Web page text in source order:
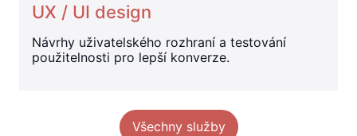
UX / UI design
Návrhy uživatelského rozhraní a testování
použitelnosti pro lepší konverze.
Všechny služby